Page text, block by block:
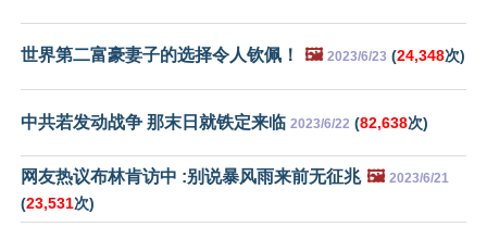
世界第二富豪妻子的选择令人钦佩！ 🖼️ 2023/6/23 (24,348次)
中共若发动战争 那末日就铁定来临 2023/6/22 (82,638次)
网友热议布林肯访中 :别说暴风雨来前无征兆 🖼️ 2023/6/21
(23,531次)